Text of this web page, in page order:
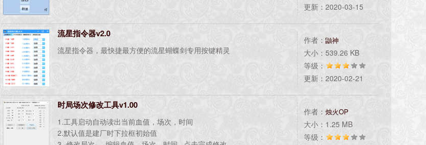
更新：2020-03-15
作者： 鼬神
大小：539.26 KB
等级：
更新：2020-02-21
流星指令器v2.0
流星指令器，最快捷最方便的流星蝴蝶剑专用按键精灵
作者： 烛火OP
大小：1.25 MB
等级：
时局场次修改工具v1.00
1.工具启动自动读出当前血值，场次，时间
2.默认值是建厂时下拉框初始值